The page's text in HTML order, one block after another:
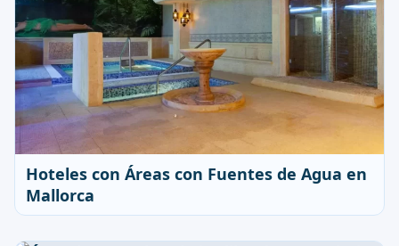
Hoteles con Áreas con Fuentes de Agua en
Mallorca